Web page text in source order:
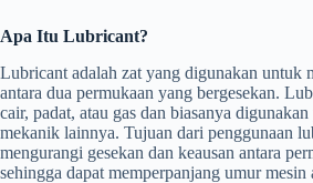
Apa Itu Lubricant?
Lubricant adalah zat yang digunakan untuk
antara dua permukaan yang bergesekan.
cair, padat, atau gas dan biasanya
mekanik lainnya. Tujuan dari penggunaan
mengurangi gesekan dan keausan antara
sehingga dapat memperpanjang umur mesin